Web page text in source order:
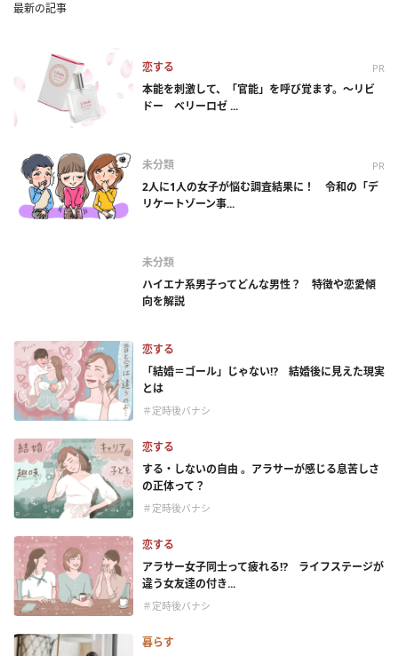
最新の記事
恋する PR
本能を刺激して、「官能」を呼び覚ます。～リビ
ドー ベリーロゼ ...
未分類 PR
2人に1人の女子が悩む調査結果に！ 令和の「デ
リケートゾーン事...
未分類
ハイエナ系男子ってどんな男性？ 特徴や恋愛傾
向を解説
恋する
「結婚＝ゴール」じゃない⁉ 結婚後に見えた現実
とは
＃定時後バナシ
恋する
する・しないの自由 。アラサーが感じる息苦しさ
の正体って？
＃定時後バナシ
恋する
アラサー女子同士って疲れる⁉ ライフステージが
違う女友達の付き...
＃定時後バナシ
暮らす